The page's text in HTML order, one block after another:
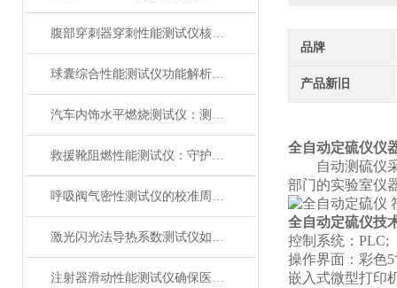
腹部穿刺器穿刺性能测试仪核心测试指标：穿刺力、峰值力、穿透力解析
球囊综合性能测试仪功能解析：额定爆破压（RBP）、顺应性、疲劳强度
汽车内饰水平燃烧测试仪：测试步骤、试样制备与结果判读
救援靴阻燃性能测试仪：守护救援人员足部安全的检测装备
呼吸阀气密性测试仪的校准周期与重要性
激光闪光法导热系数测试仪如何征服极端温度下的材料测试？
注射器滑动性能测试仪确保医疗注射安全顺畅
品牌
产品新旧
全自动定硫仪仪
自动测硫仪
部门的实验室仪
全自动定硫仪技
控制系统：PLC;
操作界面：彩色
嵌入式微型打印